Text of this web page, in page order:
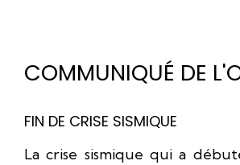
COMMUNIQUÉ DE
FIN DE CRISE SISMIQUE
La crise sismique qui a